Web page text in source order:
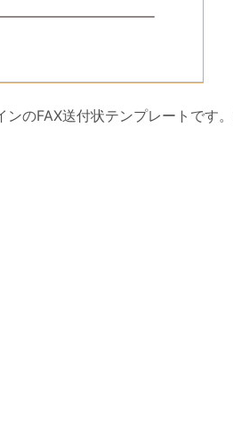
のFAX送付状テンプレートです